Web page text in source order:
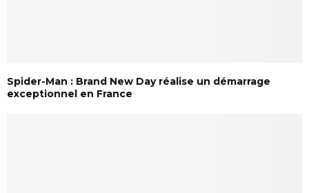
Spider-Man : Brand New Day réalise un démarrage
exceptionnel en France